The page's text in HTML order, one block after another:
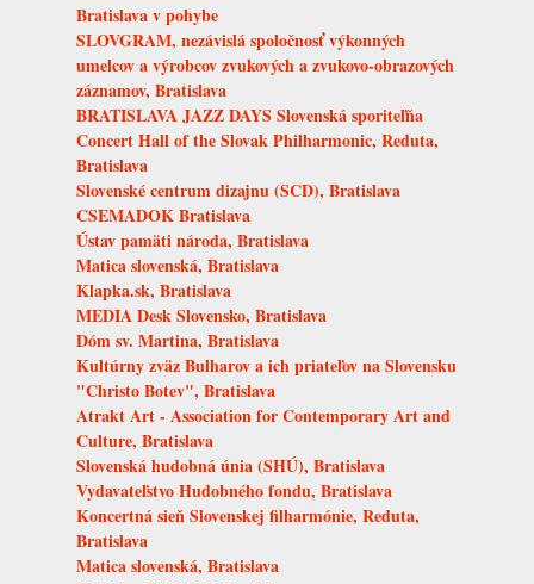
Bratislava v pohybe
SLOVGRAM, nezávislá spoločnosť výkonných
umelcov a výrobcov zvukových a zvukovo-obrazových
záznamov, Bratislava
BRATISLAVA JAZZ DAYS Slovenská sporiteľňa
Concert Hall of the Slovak Philharmonic, Reduta,
Bratislava
Slovenské centrum dizajnu (SCD), Bratislava
CSEMADOK Bratislava
Ústav pamäti národa, Bratislava
Matica slovenská, Bratislava
Klapka.sk, Bratislava
MEDIA Desk Slovensko, Bratislava
Dóm sv. Martina, Bratislava
Kultúrny zväz Bulharov a ich priateľov na Slovensku
"Christo Botev", Bratislava
Atrakt Art - Association for Contemporary Art and
Culture, Bratislava
Slovenská hudobná únia (SHÚ), Bratislava
Vydavateľstvo Hudobného fondu, Bratislava
Koncertná sieň Slovenskej filharmónie, Reduta,
Bratislava
Matica slovenská, Bratislava